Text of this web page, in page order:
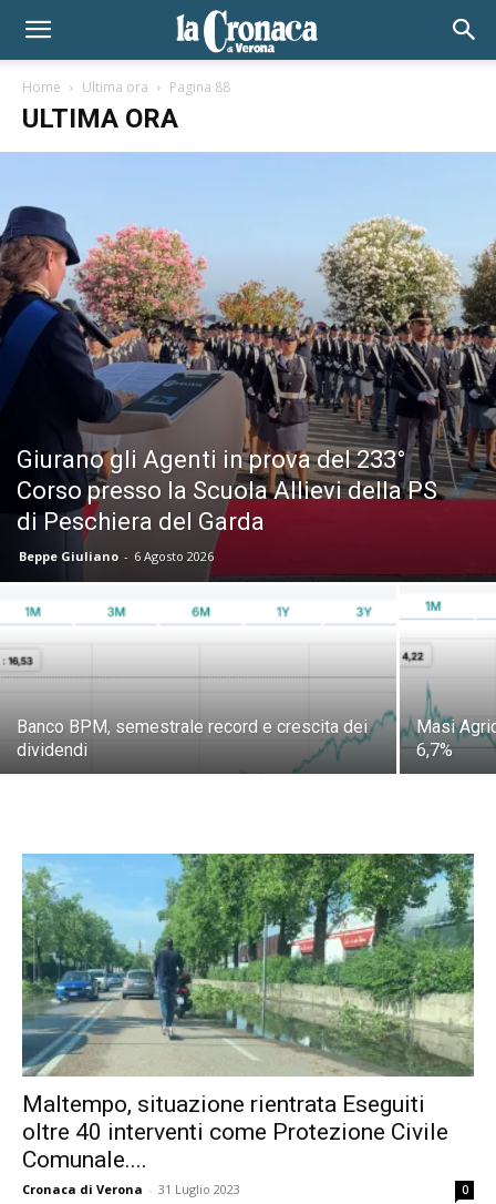
Home Ultima ora Pagina 88
ULTIMA ORA
Giurano gli Agenti in prova del 233°
Corso presso la Scuola Allievi della PS
di Peschiera del Garda
Beppe Giuliano - 6 Agosto 2026
Banco BPM, semestrale record e crescita dei
dividendi
Masi
6,7%
Maltempo, situazione rientrata Eseguiti
oltre 40 interventi come Protezione Civile
Comunale....
Cronaca di Verona - 31 Luglio 2023 0